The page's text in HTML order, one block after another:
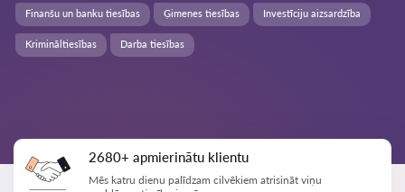
Darba tiesības
Finanšu un banku tiesības Ģimenes tiesības Investīciju aizsardzība
Krimināltiesības
2680+ apmierinātu klientu
Mēs katru dienu palīdzam cilvēkiem atrisināt viņu